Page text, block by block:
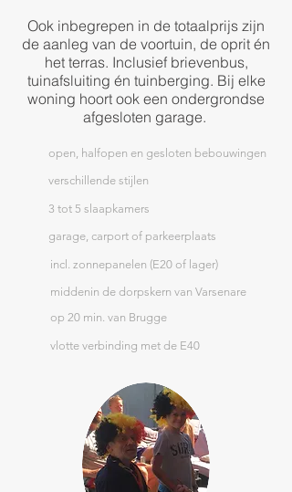
Ook inbegrepen in de totaalprijs zijn
de aanleg van de voortuin, de oprit én
het terras. Inclusief brievenbus,
tuinafsluiting én tuinberging. Bij elke
woning hoort ook een ondergrondse
afgesloten garage.
open, halfopen en gesloten bebouwingen
verschillende stijlen
3 tot 5 slaapkamers
garage, carport of parkeerplaats
incl. zonnepanelen (E20 of lager)
middenin de dorpskern van Varsenare
op 20 min. van Brugge
vlotte verbinding met de E40